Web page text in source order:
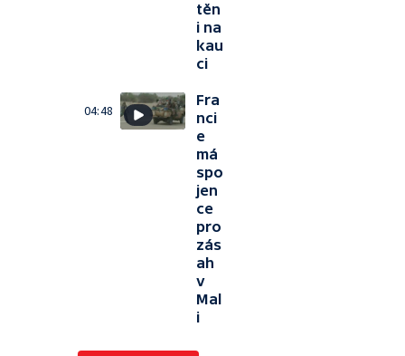
těn
i na
kau
ci
04:48
Fra
nci
e
má
spo
jen
ce
pro
zás
ah
v
Mal
i